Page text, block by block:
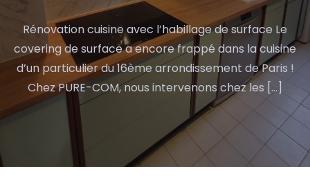
Rénovation cuisine avec l’habillage de surface Le
covering de surface a encore frappé dans la cuisine
d’un particulier du 16ème arrondissement de Paris !
Chez PURE-COM, nous intervenons chez les […]